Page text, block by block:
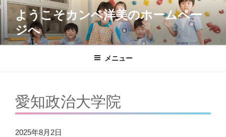
コ
ン
テ
ン
ようこそカンベ洋美のホームペー
ジへ
メニュー
愛知政治大学院
2025年8月2日